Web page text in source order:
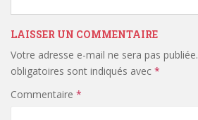
LAISSER UN COMMENTAIRE
Votre adresse e-mail ne sera pas publiée.
obligatoires sont indiqués avec *
Commentaire *